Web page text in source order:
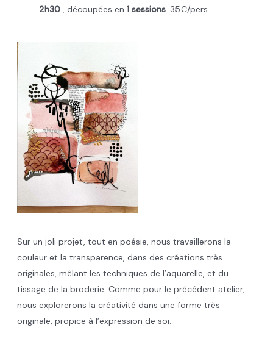
2h30, découpées en 1 sessions. 35€/pers.
Sur un joli projet, tout en poésie, nous travaillerons la
couleur et la transparence, dans des créations très
originales, mêlant les techniques de l’aquarelle, et du
tissage de la broderie. Comme pour le précédent atelier,
nous explorerons la créativité dans une forme très
originale, propice à l’expression de soi.